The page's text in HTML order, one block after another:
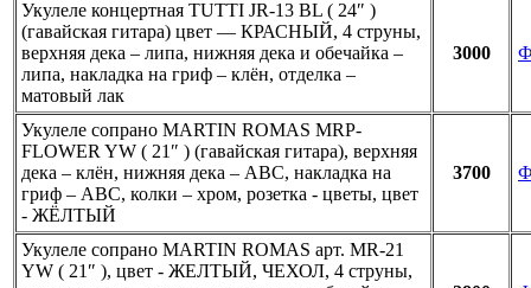
Укулеле концертная TUTTI JR-13 BL ( 24″ )
(гавайская гитара) цвет — КРАСНЫЙ, 4 струны,
верхняя дека – липа, нижняя дека и обечайка –
липа, накладка на гриф – клён, отделка –
матовый лак
3000
Укулеле сопрано MARTIN ROMAS MRP-
FLOWER YW ( 21″ ) (гавайская гитара), верхняя
дека – клён, нижняя дека – АВС, накладка на
гриф – АВС, колки – хром, розетка - цветы, цвет
- ЖЁЛТЫЙ
3700
Укулеле сопрано MARTIN ROMAS арт. MR-21
YW ( 21″ ), цвет - ЖЕЛТЫЙ, ЧЕХОЛ, 4 струны,